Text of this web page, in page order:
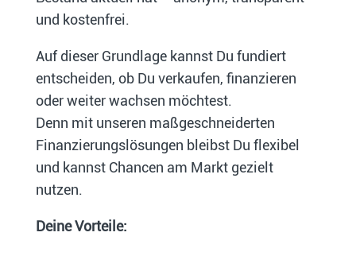
und kostenfrei.
Auf dieser Grundlage kannst Du fundiert
entscheiden, ob Du verkaufen, finanzieren
oder weiter wachsen möchtest.
Denn mit unseren maßgeschneiderten
Finanzierungslösungen bleibst Du flexibel
und kannst Chancen am Markt gezielt
nutzen.
Deine Vorteile: